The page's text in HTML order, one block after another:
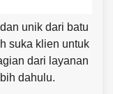
unik dari batu
suka klien untuk
dari layanan
dahulu.